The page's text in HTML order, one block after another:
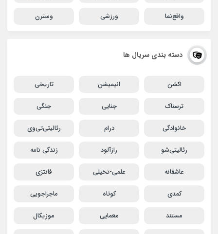
واقع‌نما ورزشی وسترن
دسته بندی سریال ها
اکشن انیمیشن تاریخی
ترسناک جنایی جنگی
خانوادگی درام رئالیتی‌تی‌وی
رئالیتی‌شو رازآلود زندگی نامه
عاشقانه علمی-تخیلی فانتزی
کمدی کوتاه ماجراجویی
مستند معمایی موزیکال